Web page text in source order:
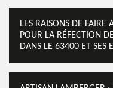
LES RAISONS DE FAIRE
POUR LA RÉFECTION
DANS LE 63400 ET SES